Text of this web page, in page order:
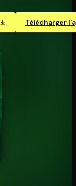
Télécharger